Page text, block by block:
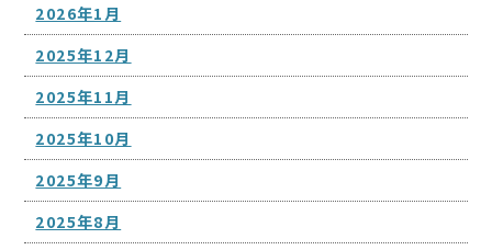
2026年1月
2025年12月
2025年11月
2025年10月
2025年9月
2025年8月